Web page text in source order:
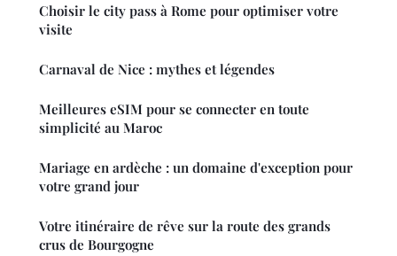
Choisir le city pass à Rome pour optimiser votre
visite
Carnaval de Nice : mythes et légendes
Meilleures eSIM pour se connecter en toute
simplicité au Maroc
Mariage en ardèche : un domaine d'exception pour
votre grand jour
Votre itinéraire de rêve sur la route des grands
crus de Bourgogne